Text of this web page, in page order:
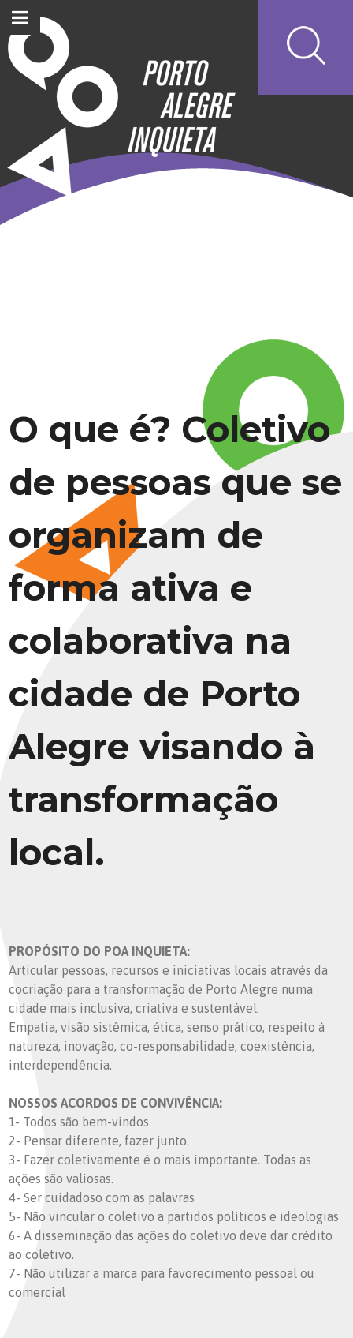
O que é? Coletivo
de pessoas que se
organizam de
forma ativa e
colaborativa na
cidade de Porto
Alegre visando à
transformação
local.
PROPÓSITO DO POA INQUIETA:
Articular pessoas, recursos e iniciativas locais através da
cocriação para a transformação de Porto Alegre numa
cidade mais inclusiva, criativa e sustentável.
Empatia, visão sistêmica, ética, senso prático, respeito à
natureza, inovação, co-responsabilidade, coexistência,
interdependência.
NOSSOS ACORDOS DE CONVIVÊNCIA:
1- Todos são bem-vindos
2- Pensar diferente, fazer junto.
3- Fazer coletivamente é o mais importante. Todas as
ações são valiosas.
4- Ser cuidadoso com as palavras
5- Não vincular o coletivo a partidos políticos e ideologias
6- A disseminação das ações do coletivo deve dar crédito
ao coletivo.
7- Não utilizar a marca para favorecimento pessoal ou
comercial